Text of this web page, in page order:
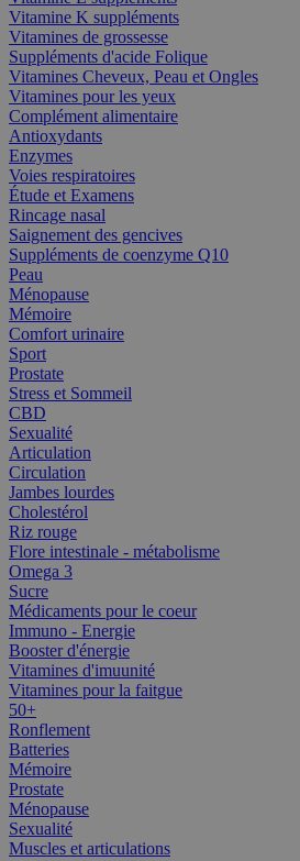
Vitamine K suppléments
Vitamines de grossesse
Suppléments d'acide Folique
Vitamines Cheveux, Peau et Ongles
Vitamines pour les yeux
Complément alimentaire
Antioxydants
Enzymes
Voies respiratoires
Étude et Examens
Rincage nasal
Saignement des gencives
Suppléments de coenzyme Q10
Peau
Ménopause
Mémoire
Comfort urinaire
Sport
Prostate
Stress et Sommeil
CBD
Sexualité
Articulation
Circulation
Jambes lourdes
Cholestérol
Riz rouge
Flore intestinale - métabolisme
Omega 3
Sucre
Médicaments pour le coeur
Immuno - Energie
Booster d'énergie
Vitamines d'imuunité
Vitamines pour la faitgue
50+
Ronflement
Batteries
Mémoire
Prostate
Ménopause
Sexualité
Muscles et articulations